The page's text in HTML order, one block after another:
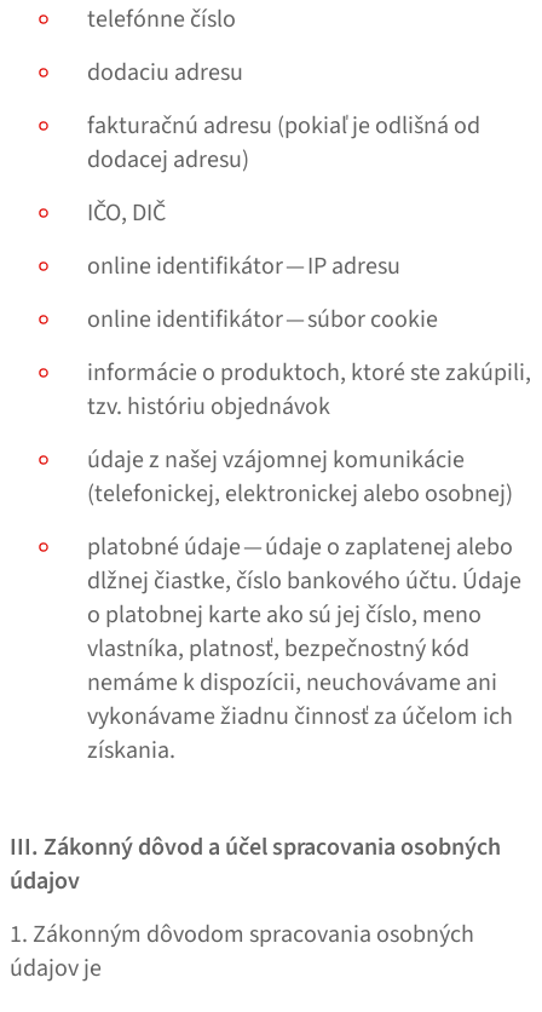
telefónne číslo
dodaciu adresu
fakturačnú adresu (pokiaľ je odlišná od
dodacej adresu)
IČO, DIČ
online identifikátor — IP adresu
online identifikátor — súbor cookie
informácie o produktoch, ktoré ste zakúpili,
tzv. históriu objednávok
údaje z našej vzájomnej komunikácie
(telefonickej, elektronickej alebo osobnej)
platobné údaje — údaje o zaplatenej alebo
dlžnej čiastke, číslo bankového účtu. Údaje
o platobnej karte ako sú jej číslo, meno
vlastníka, platnosť, bezpečnostný kód
nemáme k dispozícii, neuchovávame ani
vykonávame žiadnu činnosť za účelom ich
získania.
III. Zákonný dôvod a účel spracovania osobných
údajov
1. Zákonným dôvodom spracovania osobných
údajov je